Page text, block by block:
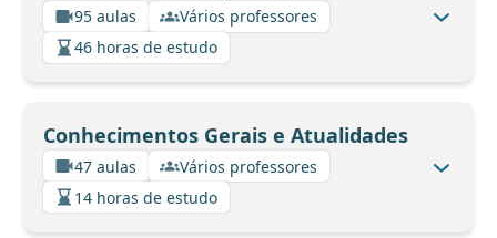
95 aulas
Vários professores
46 horas de estudo
Conhecimentos Gerais e Atualidades
47 aulas
Vários professores
14 horas de estudo